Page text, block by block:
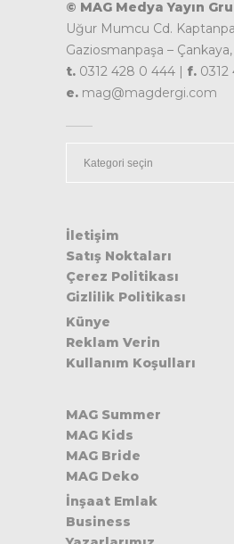
© MAG Medya Yayın
Uğur Mumcu Cd.
Gaziosmanpaşa –
t. 0312 428 0 444 | f.
e. mag@magdergi.com
İletişim
Satış Noktaları
Çerez Politikası
Gizlilik Politikası
Künye
Reklam Verin
Kullanım Koşulları
MAG Summer
MAG Kids
MAG Bride
MAG Deko
İnşaat Emlak
Business